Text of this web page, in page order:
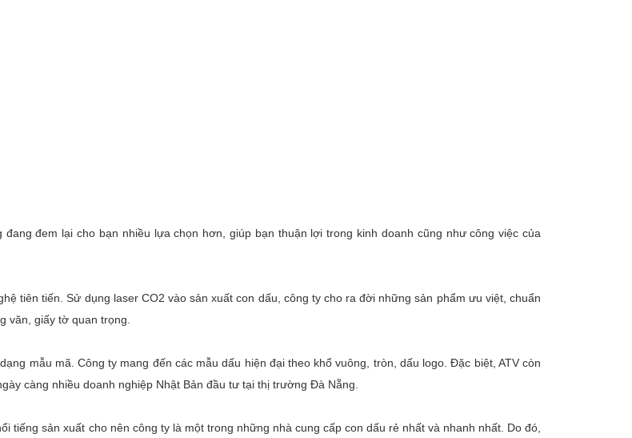
đem lại cho bạn nhiều lựa chọn hơn, giúp bạn thuận lợi trong kinh doanh cũng như công việc của
tiên tiến. Sử dụng laser CO2 vào sản xuất con dấu, công ty cho ra đời những sản phẩm ưu việt, chuẩn
văn, giấy tờ quan trọng.
mẫu mã. Công ty mang đến các mẫu dấu hiện đại theo khổ vuông, tròn, dấu logo. Đặc biệt, ATV còn
càng nhiều doanh nghiệp Nhật Bản đầu tư tại thị trường Đà Nẵng.
tiếng sản xuất cho nên công ty là một trong những nhà cung cấp con dấu rẻ nhất và nhanh nhất. Do đó,